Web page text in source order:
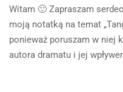
Witam 🙂 Zapraszam
moją notatką na temat
ponieważ poruszam w niej
autora dramatu i jej